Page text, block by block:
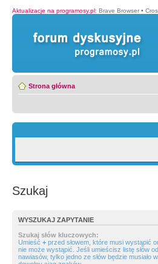
Aktualizacje na programosy.pl: Brave Browser •
Strona główna
Szukaj
WYSZUKAJ ZAPYTANIE
Szukaj słów kluczowych:
Umieść + przed słowem, które musi wystąpić
nie może wystąpić. Jeśli umieścisz listę słów
nawiasów, tylko jedno ze słów będzie musiało